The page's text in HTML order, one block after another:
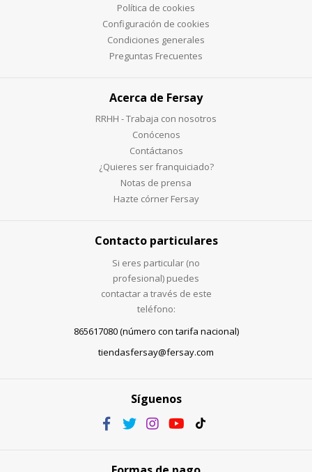
Política de cookies
Configuración de cookies
Condiciones generales
Preguntas Frecuentes
Acerca de Fersay
RRHH - Trabaja con nosotros
Conócenos
Contáctanos
¿Quieres ser franquiciado?
Notas de prensa
Hazte córner Fersay
Contacto particulares
Si eres particular (no
profesional) puedes
contactar a través de este
teléfono:
865617080 (número con tarifa nacional)
tiendasfersay@fersay.com
Síguenos